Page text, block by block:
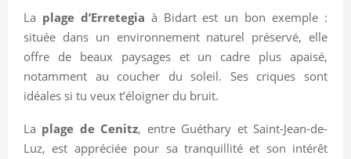
La plage d’Erretegia à Bidart est un bon exemple :
située dans un environnement naturel préservé, elle
offre de beaux paysages et un cadre plus apaisé,
notamment au coucher du soleil. Ses criques sont
idéales si tu veux t’éloigner du bruit.
La plage de Cenitz, entre Guéthary et Saint-Jean-de-
Luz, est appréciée pour sa tranquillité et son intérêt